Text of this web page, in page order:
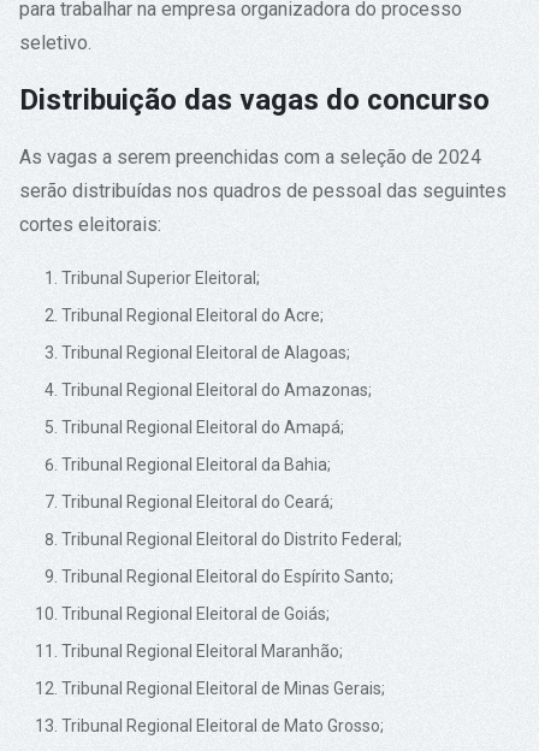
para trabalhar na empresa organizadora do processo
seletivo.
Distribuição das vagas do concurso
As vagas a serem preenchidas com a seleção de 2024
serão distribuídas nos quadros de pessoal das seguintes
cortes eleitorais:
Tribunal Superior Eleitoral;
Tribunal Regional Eleitoral do Acre;
Tribunal Regional Eleitoral de Alagoas;
Tribunal Regional Eleitoral do Amazonas;
Tribunal Regional Eleitoral do Amapá;
Tribunal Regional Eleitoral da Bahia;
Tribunal Regional Eleitoral do Ceará;
Tribunal Regional Eleitoral do Distrito Federal;
Tribunal Regional Eleitoral do Espírito Santo;
Tribunal Regional Eleitoral de Goiás;
Tribunal Regional Eleitoral Maranhão;
Tribunal Regional Eleitoral de Minas Gerais;
Tribunal Regional Eleitoral de Mato Grosso;